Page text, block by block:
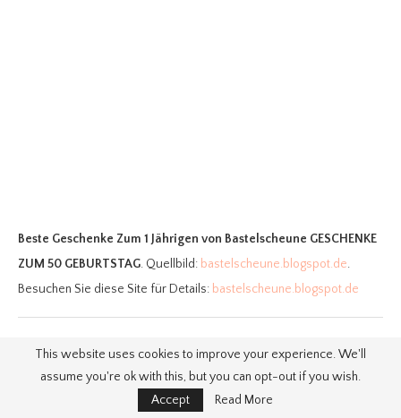
Beste Geschenke Zum 1 Jährigen von Bastelscheune GESCHENKE
ZUM 50 GEBURTSTAG. Quellbild: bastelscheune.blogspot.de.
Besuchen Sie diese Site für Details: bastelscheune.blogspot.de
10. Du brauchst ein
Geburtstagsgeschenk für einen 2
This website uses cookies to improve your experience. We'll
assume you're ok with this, but you can opt-out if you wish.
Accept
Read More